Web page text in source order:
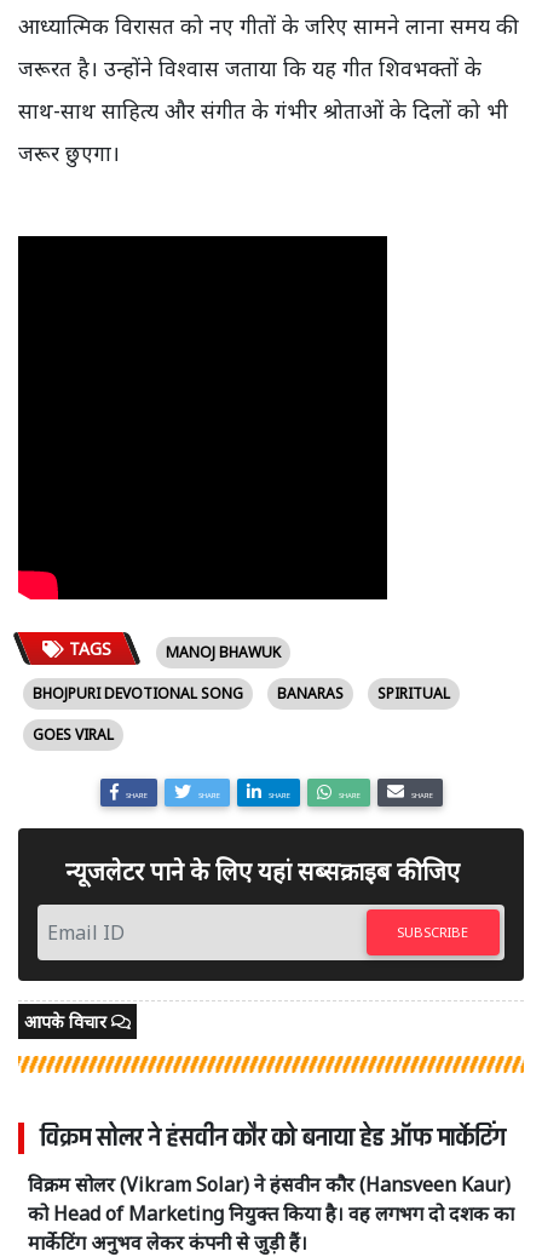
आध्यात्मिक विरासत को नए गीतों के जरिए सामने लाना समय की
जरूरत है। उन्होंने विश्वास जताया कि यह गीत शिवभक्तों के
साथ-साथ साहित्य और संगीत के गंभीर श्रोताओं के दिलों को भी
जरूर छुएगा।
TAGS
MANOJ BHAWUK
BHOJPURI DEVOTIONAL SONG
BANARAS
SPIRITUAL
GOES VIRAL
SHARE SHARE SHARE SHARE SHARE
न्यूजलेटर पाने के लिए यहां सब्सक्राइब कीजिए
SUBSCRIBE
आपके विचार
विक्रम सोलर ने हंसवीन कौर को बनाया हेड ऑफ मार्केटिंग
विक्रम सोलर (Vikram Solar) ने हंसवीन कौर (Hansveen Kaur)
को Head of Marketing नियुक्त किया है। वह लगभग दो दशक का
मार्केटिंग अनुभव लेकर कंपनी से जुड़ी हैं।